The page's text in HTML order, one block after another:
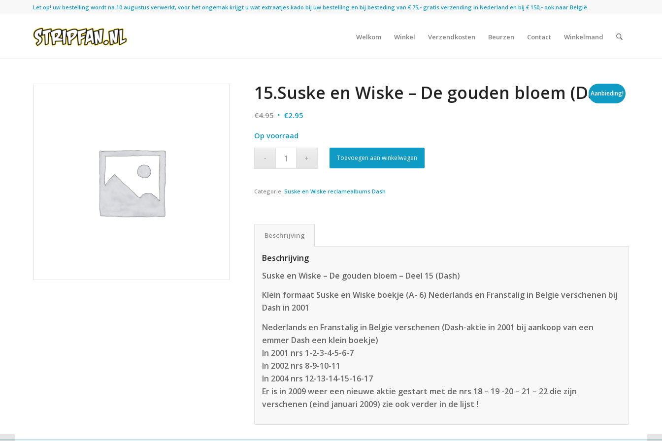
Let op! uw bestelling wordt na 10 augustus verwerkt, voor het ongemak krijgt u wat extraatjes kado bij uw bestelling en bij besteding van € 75,- gratis verzending in Nederland en bij € 150,- ook naar België.
Welkom Winkel Verzendkosten Beurzen Contact Winkelmand
Aanbieding!
15.Suske en Wiske – De gouden bloem (Dash)
€4.95 Oorspronkelijke
was:
€4.95.
€2.95
€2.95.
Op voorraad
Toevoegen aan winkelwagen
Categorie:Suske en Wiske reclamealbums Dash
Beschrijving
Beschrijving
Suske en Wiske – De gouden bloem – Deel 15 (Dash)
Klein formaat Suske en Wiske boekje (A- 6) Nederlands en Franstalig in Belgie verschenen bij
Dash in 2001
Nederlands en Franstalig in Belgie verschenen (Dash-aktie in 2001 bij aankoop van een
emmer Dash een klein boekje)
In 2001 nrs 1-2-3-4-5-6-7
In 2002 nrs 8-9-10-11
In 2004 nrs 12-13-14-15-16-17
Er is in 2009 weer een nieuwe aktie gestart met de nrs 18 – 19 -20 – 21 – 22 die zijn
verschenen (eind januari 2009) zie ook verder in de lijst !